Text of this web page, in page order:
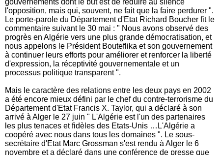
l'opposition, mais qui, souvent, ne fait que la faire perdurer ".
Le porte-parole du Département d'Etat Richard Boucher fit le
commentaire suivant le 30 mai : " Nous avons observé des
progrès en Algérie vers une plus grande démocratisation, et
nous appelons le Président Bouteflika et son gouvernement
à continuer leurs efforts pour améliorer et renforcer la liberté
d'expression, la réceptivité gouvernementale et un
processus politique transparent ".
Mais le caractère des relations entre les deux pays en 2002
a été encore mieux défini par le chef du contre-terrorisme du
Département d'Etat Francis X. Taylor, qui a déclaré à son
arrivé à Alger le 27 juin " L'Algérie est l'un des partenaires
les plus tenaces et fidèles des Etats-Unis …L'Algérie a
coopéré avec nous dans tous les domaines ". Le sous-
secrétaire d'Etat Marc Grossman s'est rendu à Alger le 6
novembre et a déclaré dans une conférence de presse que